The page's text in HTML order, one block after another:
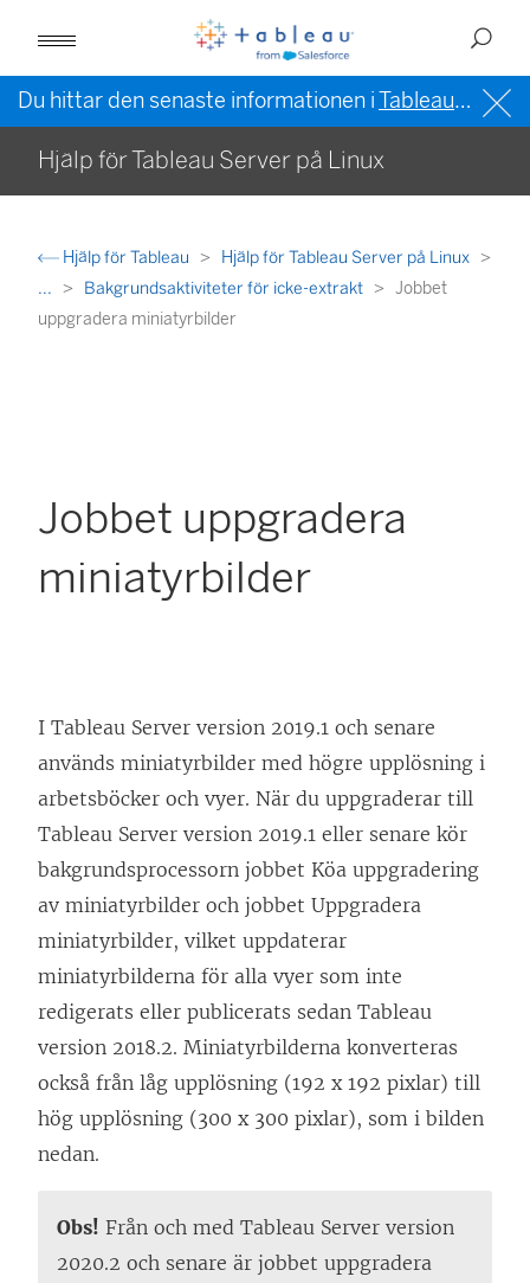
Du hittar den senaste informationen iTableau-hjälpen på engelska (USA)
Hjälp för Tableau Server på Linux
Hjälp för Tableau
Hjälp för Tableau Server på Linux
...
Bakgrundsaktiviteter för icke-extrakt
Jobbet
uppgradera miniatyrbilder
Jobbet uppgradera
miniatyrbilder
I Tableau Server version 2019.1 och senare
används miniatyrbilder med högre upplösning i
arbetsböcker och vyer. När du uppgraderar till
Tableau Server version 2019.1 eller senare kör
bakgrundsprocessorn jobbet Köa uppgradering
av miniatyrbilder och jobbet Uppgradera
miniatyrbilder, vilket uppdaterar
miniatyrbilderna för alla vyer som inte
redigerats eller publicerats sedan Tableau
version 2018.2. Miniatyrbilderna konverteras
också från låg upplösning (192 x 192 pixlar) till
hög upplösning (300 x 300 pixlar), som i bilden
nedan.
Obs! Från och med Tableau Server version
2020.2 och senare är jobbet uppgradera